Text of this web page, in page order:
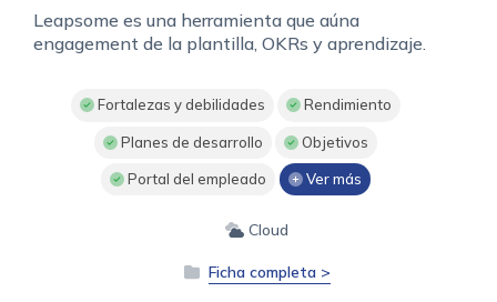
Leapsome es una herramienta que aúna
engagement de la plantilla, OKRs y aprendizaje.
Fortalezas y debilidades Rendimiento
Planes de desarrollo Objetivos
Portal del empleado Ver más
Cloud
Ficha completa >